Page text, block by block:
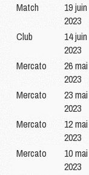
Match
19 juin
2023
Club
14 juin
2023
Mercato
26 mai
2023
Mercato
23 mai
2023
Mercato
12 mai
2023
Mercato
10 mai
2023